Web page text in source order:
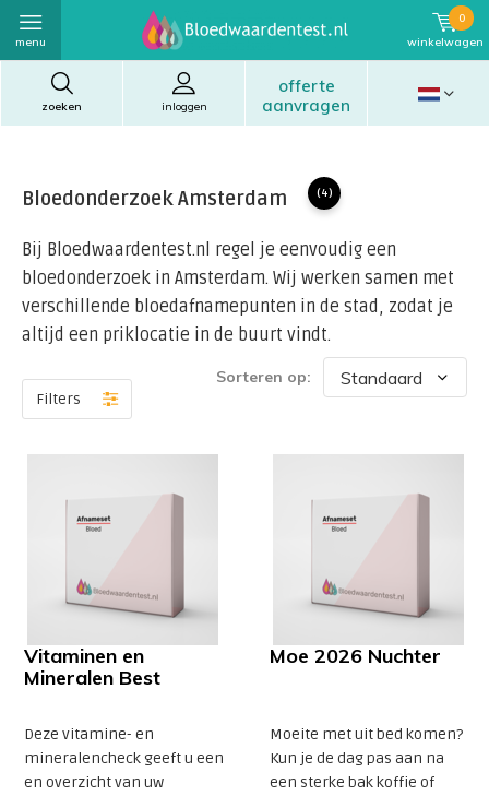
zoeken
offerte
aanvragen
inloggen
menu winkelwagen
0
Bloedonderzoek Amsterdam (4)
Bij Bloedwaardentest.nl regel je eenvoudig een
bloedonderzoek in Amsterdam. Wij werken samen met
verschillende bloedafnamepunten in de stad, zodat je
altijd een priklocatie in de buurt vindt.
Filters
Sorteren op:
Vitaminen en
Mineralen Best
Deze vitamine- en
mineralencheck geeft u een
en overzicht van uw
Moe 2026 Nuchter
Moeite met uit bed komen?
Kun je de dag pas aan na
een sterke bak koffie of